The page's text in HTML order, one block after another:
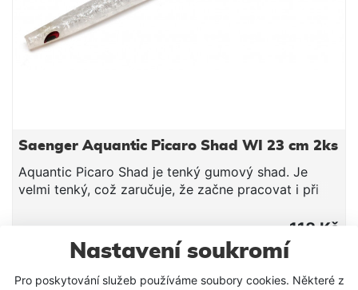
Nastavení soukromí
Pro poskytování služeb používáme soubory cookies. Některé z
Saenger Aquantic Picaro Shad WI 23 cm 2ks
Aquantic Picaro Shad je tenký gumový shad. Je
velmi tenký, což zaručuje, že začne pracovat i při
materiálu, který je neuvěřitelně průtažný, může
dosáhnout bez poškození až dva a půl násobek své
délky. Je extrémně odolný a na jednu nástrahu se dá
118 Kč
VLOŽIT DO KOŠÍKU